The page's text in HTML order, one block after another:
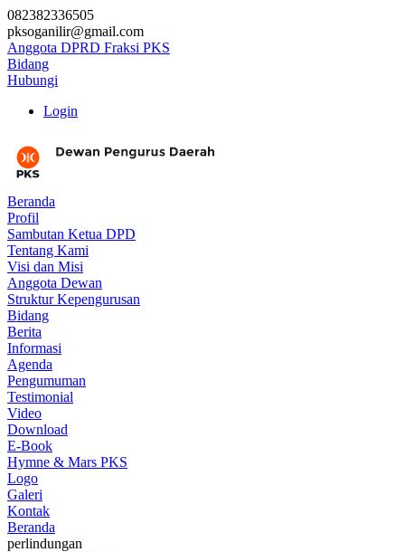
082382336505
pksoganilir@gmail.com
Anggota DPRD Fraksi PKS
Bidang
Hubungi
Login
Beranda
Profil
Sambutan Ketua DPD
Tentang Kami
Visi dan Misi
Anggota Dewan
Struktur Kepengurusan
Bidang
Berita
Informasi
Agenda
Pengumuman
Testimonial
Video
Download
E-Book
Hymne & Mars PKS
Logo
Galeri
Kontak
Beranda
perlindungan